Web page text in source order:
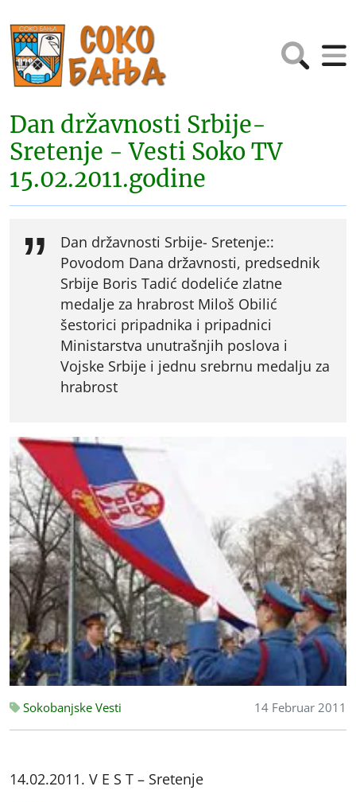
Dan državnosti Srbije-
Sretenje - Vesti Soko TV
15.02.2011.godine
Dan državnosti Srbije- Sretenje::
Povodom Dana državnosti, predsednik
Srbije Boris Tadić dodeliće zlatne
medalje za hrabrost Miloš Obilić
šestorici pripadnika i pripadnici
Ministarstva unutrašnjih poslova i
Vojske Srbije i jednu srebrnu medalju za
hrabrost
Sokobanjske Vesti 14 Februar 2011
14.02.2011. V E S T – Sretenje